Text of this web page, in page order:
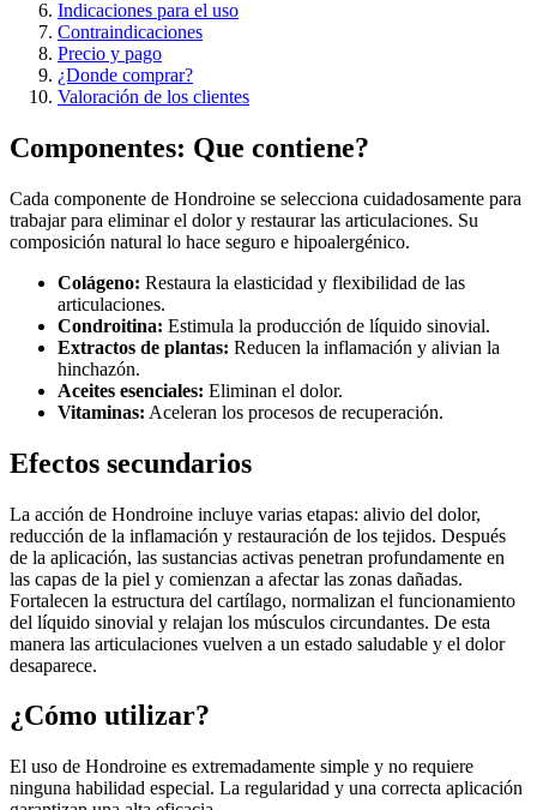
Indicaciones para el uso
Contraindicaciones
Precio y pago
¿Donde comprar?
Valoración de los clientes
Componentes: Que contiene?
Cada componente de Hondroine se selecciona cuidadosamente para
trabajar para eliminar el dolor y restaurar las articulaciones. Su
composición natural lo hace seguro e hipoalergénico.
Colágeno: Restaura la elasticidad y flexibilidad de las
articulaciones.
Condroitina: Estimula la producción de líquido sinovial.
Extractos de plantas: Reducen la inflamación y alivian la
hinchazón.
Aceites esenciales: Eliminan el dolor.
Vitaminas: Aceleran los procesos de recuperación.
Efectos secundarios
La acción de Hondroine incluye varias etapas: alivio del dolor,
reducción de la inflamación y restauración de los tejidos. Después
de la aplicación, las sustancias activas penetran profundamente en
las capas de la piel y comienzan a afectar las zonas dañadas.
Fortalecen la estructura del cartílago, normalizan el funcionamiento
del líquido sinovial y relajan los músculos circundantes. De esta
manera las articulaciones vuelven a un estado saludable y el dolor
desaparece.
¿Cómo utilizar?
El uso de Hondroine es extremadamente simple y no requiere
ninguna habilidad especial. La regularidad y una correcta aplicación